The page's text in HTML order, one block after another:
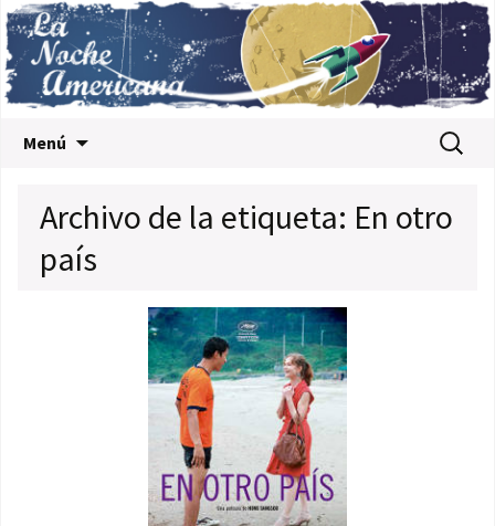
Menú Buscar:
Archivo de la etiqueta: En otro
país